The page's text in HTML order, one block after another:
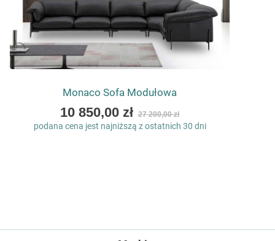
Monaco Sofa Modułowa
As
low
10 850,00 zł 27 200,00 zł
podana cena jest najniższą z ostatnich 30 dni